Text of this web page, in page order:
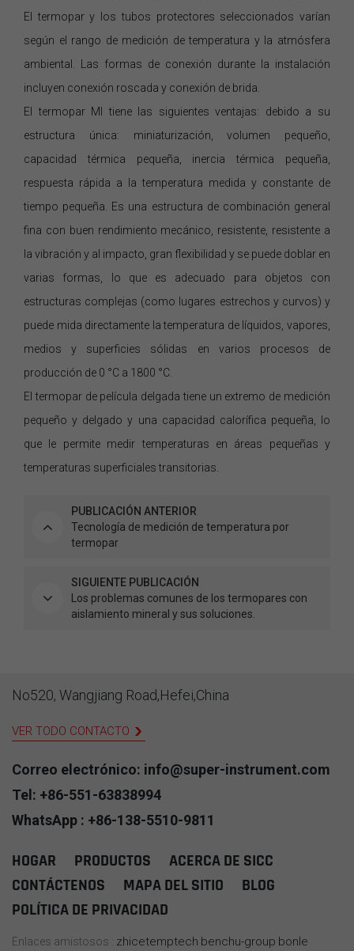
El termopar y los tubos protectores seleccionados varían
según el rango de medición de temperatura y la atmósfera
ambiental. Las formas de conexión durante la instalación
incluyen conexión roscada y conexión de brida.
El termopar MI tiene las siguientes ventajas: debido a su
estructura única: miniaturización, volumen pequeño,
capacidad térmica pequeña, inercia térmica pequeña,
respuesta rápida a la temperatura medida y constante de
tiempo pequeña. Es una estructura de combinación general
fina con buen rendimiento mecánico, resistente, resistente a
la vibración y al impacto, gran flexibilidad y se puede doblar en
varias formas, lo que es adecuado para objetos con
estructuras complejas (como lugares estrechos y curvos) y
puede mida directamente la temperatura de líquidos, vapores,
medios y superficies sólidas en varios procesos de
producción de 0 °C a 1800 °C.
El termopar de película delgada tiene un extremo de medición
pequeño y delgado y una capacidad calorífica pequeña, lo
que le permite medir temperaturas en áreas pequeñas y
temperaturas superficiales transitorias.
PUBLICACIÓN ANTERIOR
Tecnología de medición de temperatura por
termopar
SIGUIENTE PUBLICACIÓN
Los problemas comunes de los termopares con
aislamiento mineral y sus soluciones.
No520, Wangjiang Road,Hefei,China
VER TODO CONTACTO
Correo electrónico: info@super-instrument.com
Tel: +86-551-63838994
WhatsApp : +86-138-5510-9811
HOGAR PRODUCTOS
ACERCA DE SICC
CONTÁCTENOS
MAPA DEL SITIO
BLOG
POLÍTICA DE PRIVACIDAD
Enlaces amistosos : zhicetemptech benchu-group bonle